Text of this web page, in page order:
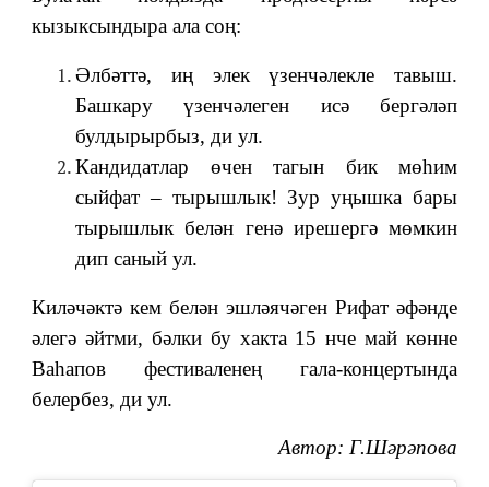
кызыксындыра ала соң:
Әлбәттә, иң элек үзенчәлекле тавыш.
Башкару үзенчәлеген исә бергәләп
булдырырбыз, ди ул.
Кандидатлар өчен тагын бик мөһим
сыйфат ‒ тырышлык! Зур уңышка бары
тырышлык белән генә ирешергә мөмкин
дип саный ул.
Киләчәктә кем белән эшләячәген Рифат әфәнде
әлегә әйтми, бәлки бу хакта 15 нче май көнне
Ваһапов фестиваленең гала-концертында
белербез, ди ул.
Автор: Г.Шәрәпова